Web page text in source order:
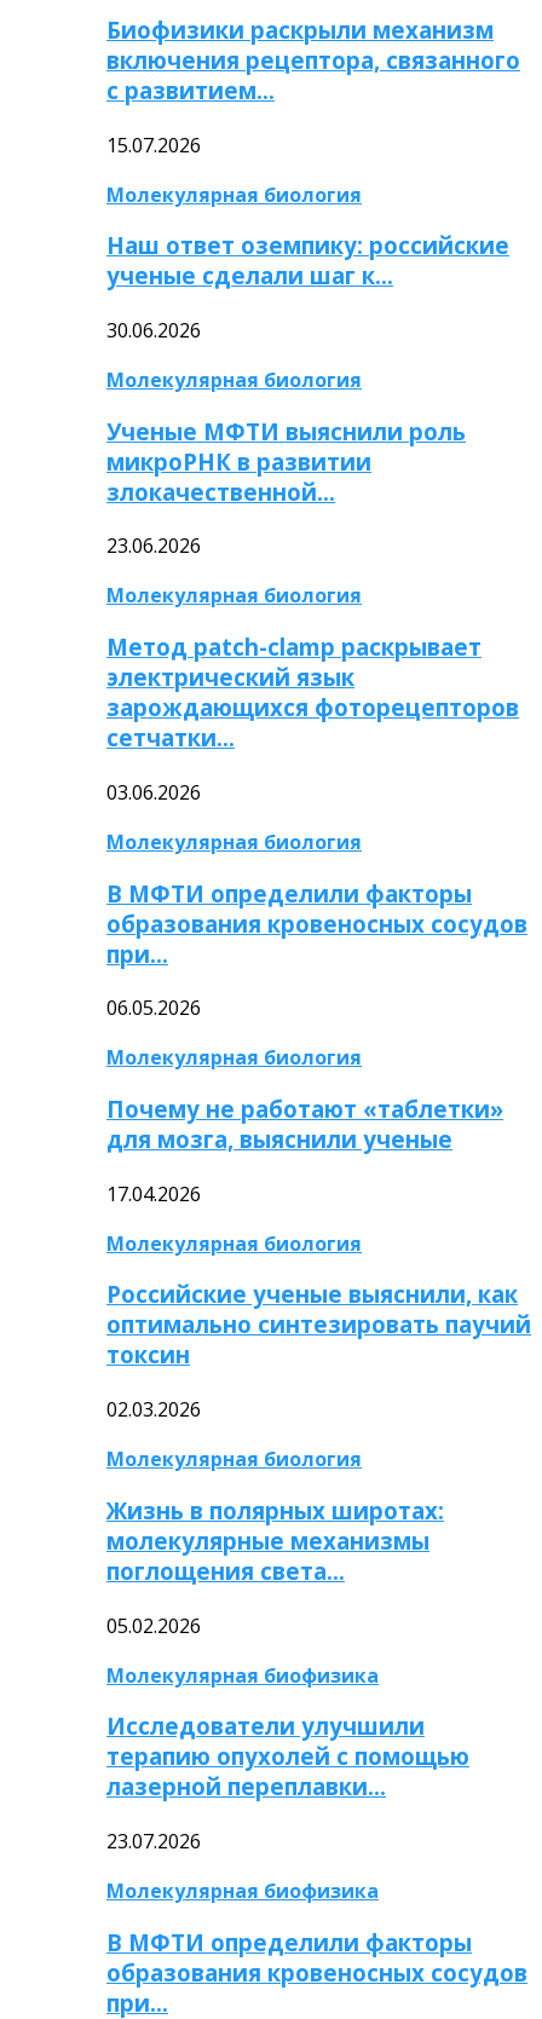
Биофизики раскрыли механизм
включения рецептора, связанного
с развитием…
15.07.2026
Молекулярная биология
Наш ответ оземпику: российские
ученые сделали шаг к…
30.06.2026
Молекулярная биология
Ученые МФТИ выяснили роль
микроРНК в развитии
злокачественной…
23.06.2026
Молекулярная биология
Метод patch-clamp раскрывает
электрический язык
зарождающихся фоторецепторов
сетчатки…
03.06.2026
Молекулярная биология
В МФТИ определили факторы
образования кровеносных сосудов
при…
06.05.2026
Молекулярная биология
Почему не работают «таблетки»
для мозга, выяснили ученые
17.04.2026
Молекулярная биология
Российские ученые выяснили, как
оптимально синтезировать паучий
токсин
02.03.2026
Молекулярная биология
Жизнь в полярных широтах:
молекулярные механизмы
поглощения света…
05.02.2026
Молекулярная биофизика
Исследователи улучшили
терапию опухолей с помощью
лазерной переплавки…
23.07.2026
Молекулярная биофизика
В МФТИ определили факторы
образования кровеносных сосудов
при…